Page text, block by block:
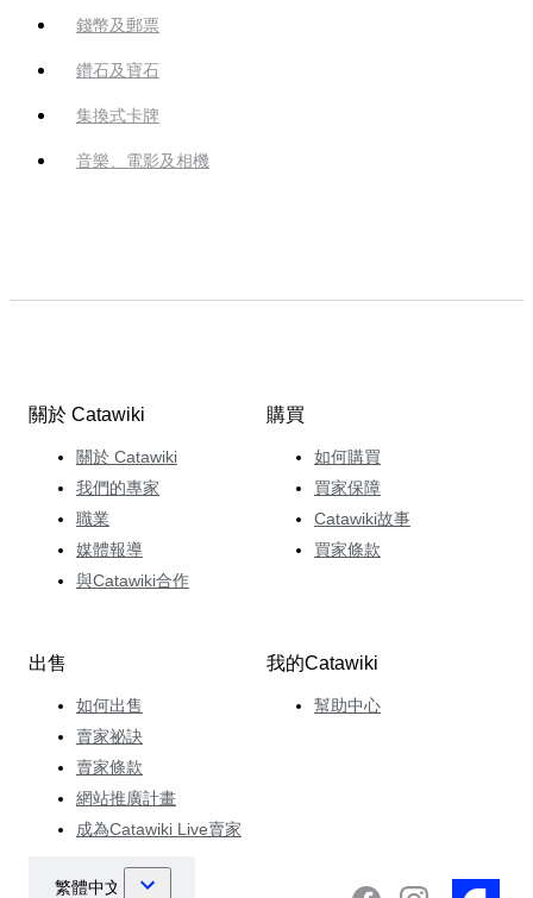
錢幣及郵票
鑽石及寶石
集換式卡牌
音樂、電影及相機
關於 Catawiki
關於 Catawiki
我們的專家
職業
媒體報導
與Catawiki合作
購買
如何購買
買家保障
Catawiki故事
買家條款
出售
如何出售
賣家祕訣
賣家條款
網站推廣計畫
成為Catawiki Live賣家
我的Catawiki
幫助中心